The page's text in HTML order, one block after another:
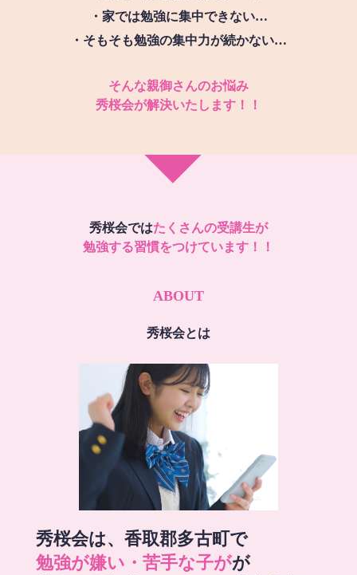
・家では勉強に集中できない…
・そもそも勉強の集中力が続かない…
そんな親御さんのお悩み
秀桜会が解決いたします！！
秀桜会ではたくさんの受講生が
勉強する習慣をつけています！！
ABOUT
秀桜会とは
秀桜会は、香取郡多古町で
勉強が嫌い・苦手な子がが